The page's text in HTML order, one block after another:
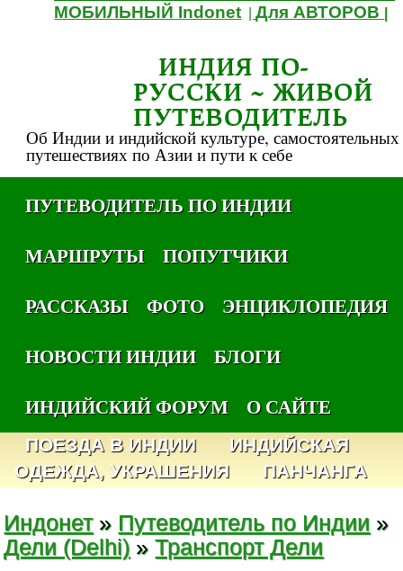
МОБИЛЬНЫЙ Indonet |Для АВТОРОВ
ИНДИЯ ПО-
РУССКИ ~ ЖИВОЙ
ПУТЕВОДИТЕЛЬ
Об Индии и индийской культуре, самостоятельных
путешествиях по Азии и пути к себе
ПУТЕВОДИТЕЛЬ ПО ИНДИИ
МАРШРУТЫ
ПОПУТЧИКИ
РАССКАЗЫ
ФОТО
ЭНЦИКЛОПЕДИЯ
НОВОСТИ ИНДИИ
БЛОГИ
ИНДИЙСКИЙ ФОРУМ
О САЙТЕ
ПОЕЗДА В ИНДИИ
ИНДИЙСКАЯ
ОДЕЖДА, УКРАШЕНИЯ
ПАНЧАНГА
Индонет» Путеводитель по Индии »
Дели (Delhi) »Транспорт Дели